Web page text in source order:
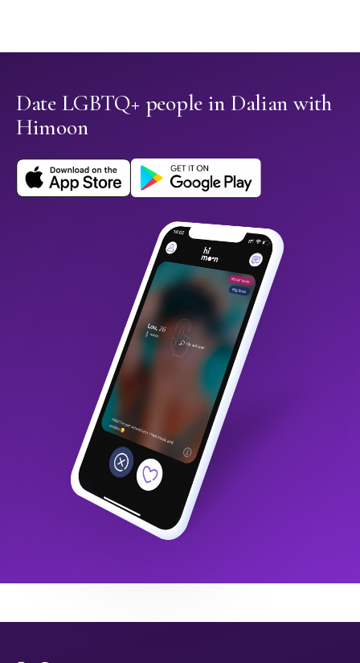
Date LGBTQ+ people in Dalian with
Himoon